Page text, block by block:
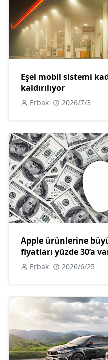
Eşel mobil sistemi
kaldırılıyor
Erbak 2026/7/3
Apple ürünlerine
fiyatları yüzde 30’a
Erbak 2026/6/25